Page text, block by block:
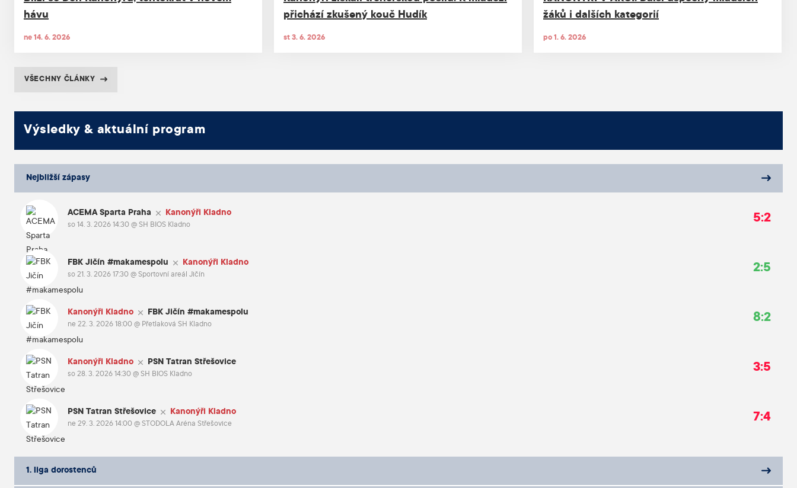
ne 14. 6. 2026
hávu
st 3. 6. 2026
přichází zkušený kouč Hudík
po 1. 6. 2026
žáků i dalších kategorií
VŠECHNY ČLÁNKY
Výsledky & aktuální program
Nejbližší zápasy
ACEMA Sparta Praha Kanonýři Kladno
so 14. 3. 2026 14:30 @ SH BIOS Kladno 5:2
FBK Jičín #makamespolu Kanonýři Kladno
so 21. 3. 2026 17:30 @ Sportovní areál Jičín 2:5
Kanonýři Kladno FBK Jičín #makamespolu
ne 22. 3. 2026 18:00 @ Přetlaková SH Kladno 8:2
Kanonýři Kladno PSN Tatran Střešovice
so 28. 3. 2026 14:30 @ SH BIOS Kladno 3:5
PSN Tatran Střešovice Kanonýři Kladno
ne 29. 3. 2026 14:00 @ STODOLA Aréna Střešovice 7:4
1. liga dorostenců